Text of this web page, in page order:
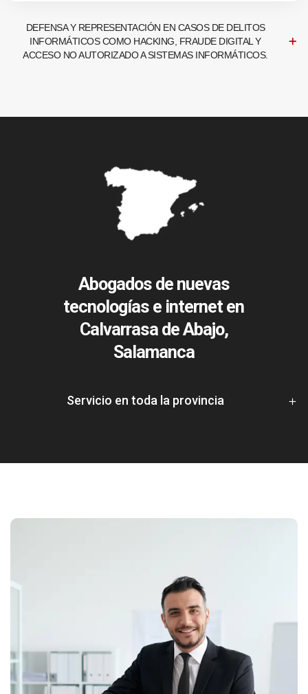
DEFENSA Y REPRESENTACIÓN EN CASOS DE DELITOS
INFORMÁTICOS COMO HACKING, FRAUDE DIGITAL Y
ACCESO NO AUTORIZADO A SISTEMAS INFORMÁTICOS.
Abogados de nuevas
tecnologías e internet en
Calvarrasa de Abajo,
Salamanca
Servicio en toda la provincia